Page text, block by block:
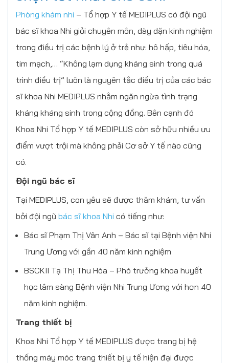
Phòng khám nhi – Tổ hợp Y tế MEDIPLUS có đội ngũ
bác sĩ khoa Nhi giỏi chuyên môn, dày dặn kinh nghiệm
trong điều trị các bệnh lý ở trẻ như: hô hấp, tiêu hóa,
tim mạch,… “Không lạm dụng kháng sinh trong quá
trình điều trị” luôn là nguyên tắc điều trị của các bác
sĩ khoa Nhi MEDIPLUS nhằm ngăn ngừa tình trạng
kháng kháng sinh trong cộng đồng. Bên cạnh đó
Khoa Nhi Tổ hợp Y tế MEDIPLUS còn sở hữu nhiều ưu
điểm vượt trội mà không phải Cơ sở Y tế nào cũng
có.
Đội ngũ bác sĩ
Tại MEDIPLUS, con yêu sẽ được thăm khám, tư vấn
bởi đội ngũ bác sĩ khoa Nhi có tiếng như:
Bác sĩ Phạm Thị Vân Anh – Bác sĩ tại Bệnh viện Nhi
Trung Ương với gần 40 năm kinh nghiệm
BSCKII Tạ Thị Thu Hòa – Phó trưởng khoa huyết
học lâm sàng Bệnh viện Nhi Trung Ương với hơn 40
năm kinh nghiệm.
Trang thiết bị
Khoa Nhi Tổ hợp Y tế MEDIPLUS được trang bị hệ
thống máy móc trang thiết bị y tế hiện đại được